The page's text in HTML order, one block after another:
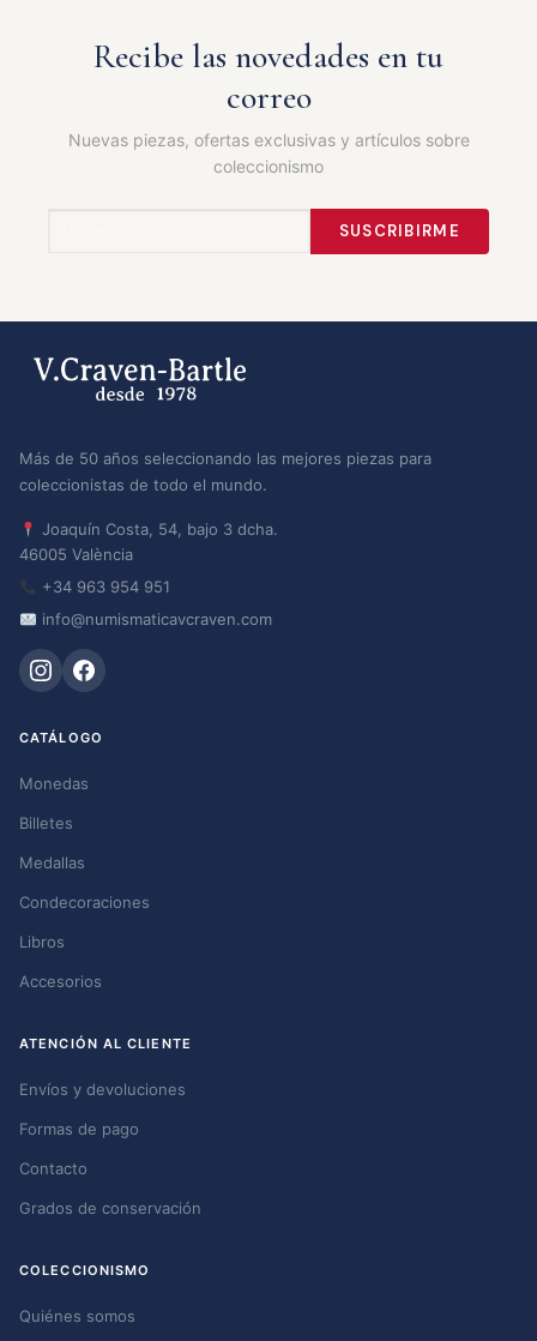
Recibe las novedades en tu
correo
Nuevas piezas, ofertas exclusivas y artículos sobre
coleccionismo
SUSCRIBIRME
Más de 50 años seleccionando las mejores piezas para
coleccionistas de todo el mundo.
Joaquín Costa, 54, bajo 3 dcha.
46005 València
+34 963 954 951
info@numismaticavcraven.com
CATÁLOGO
Monedas
Billetes
Medallas
Condecoraciones
Libros
Accesorios
ATENCIÓN AL CLIENTE
Envíos y devoluciones
Formas de pago
Contacto
Grados de conservación
COLECCIONISMO
Quiénes somos